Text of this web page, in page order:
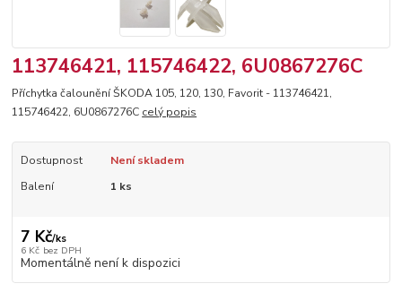
113746421, 115746422, 6U0867276C
Příchytka čalounění ŠKODA 105, 120, 130, Favorit - 113746421,
115746422, 6U0867276C celý popis
Dostupnost
Není skladem
Balení
1 ks
7 Kč/ks
6 Kč bez DPH
Momentálně není k dispozici